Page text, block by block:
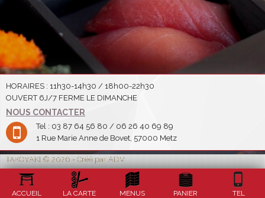
HORAIRES : 11h30-14h30 / 18h00-22h30
OUVERT 6J/7 FERME LE DIMANCHE
NOUS CONTACTER
Tel : 03 87 64 56 80 / 06 26 40 69 89
1 Rue Marie Anne de Bovet, 57000 Metz
TAKOYAKI © 2026 - Créé par ADV
ACCUEIL LA CARTE MENUS PANIER TEL